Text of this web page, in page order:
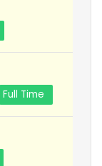
Full Time